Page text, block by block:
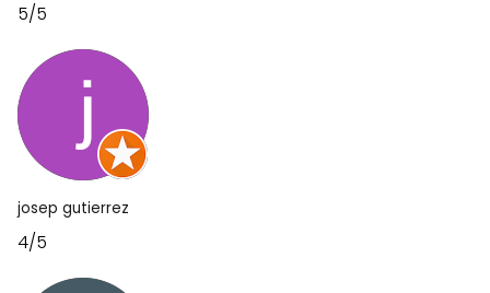
5/5
josep gutierrez
4/5